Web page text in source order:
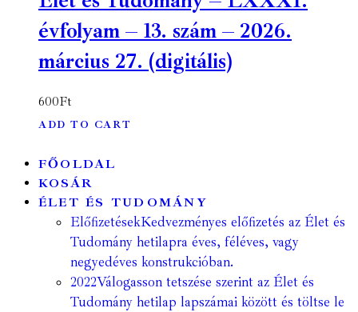
évfolyam – 13. szám – 2026.
március 27. (digitális)
600Ft
ADD TO CART
FŐOLDAL
KOSÁR
ÉLET ÉS TUDOMÁNY
ElőfizetésekKedvezményes előfizetés az Élet és
Tudomány hetilapra éves, féléves, vagy
negyedéves konstrukcióban.
2022Válogasson tetszése szerint az Élet és
Tudomány hetilap lapszámai között és töltse le